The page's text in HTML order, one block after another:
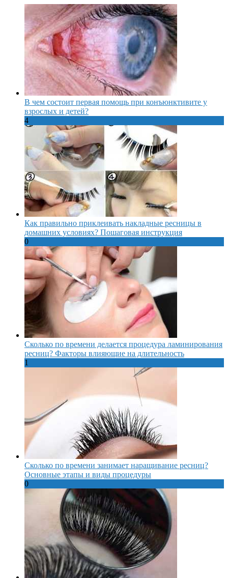
В чем состоит первая помощь при конъюнктивите у
взрослых и детей?
4
Как правильно приклеивать накладные ресницы в
домашних условиях? Пошаговая инструкция
0
Сколько по времени делается процедура ламинирования
ресниц? Факторы влияющие на длительность
1
Сколько по времени занимает наращивание ресниц?
Основные этапы и виды процедуры
0